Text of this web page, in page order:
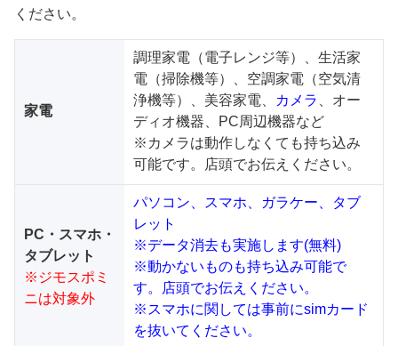
ください。
家電
調理家電（電子レンジ等）、生活家
電（掃除機等）、空調家電（空気清
浄機等）、美容家電、
カメラ
、オー
ディオ機器、PC周辺機器など
※カメラは動作しなくても持ち込み
可能です。店頭でお伝えください。
PC・スマホ・
タブレット
※ジモスポミ
ニは対象外
パソコン、スマホ、ガラケー、タブ
レット
※データ消去も実施します(無料)
※動かないものも持ち込み可能で
す。店頭でお伝えください。
※スマホに関しては事前にsimカード
を抜いてください。